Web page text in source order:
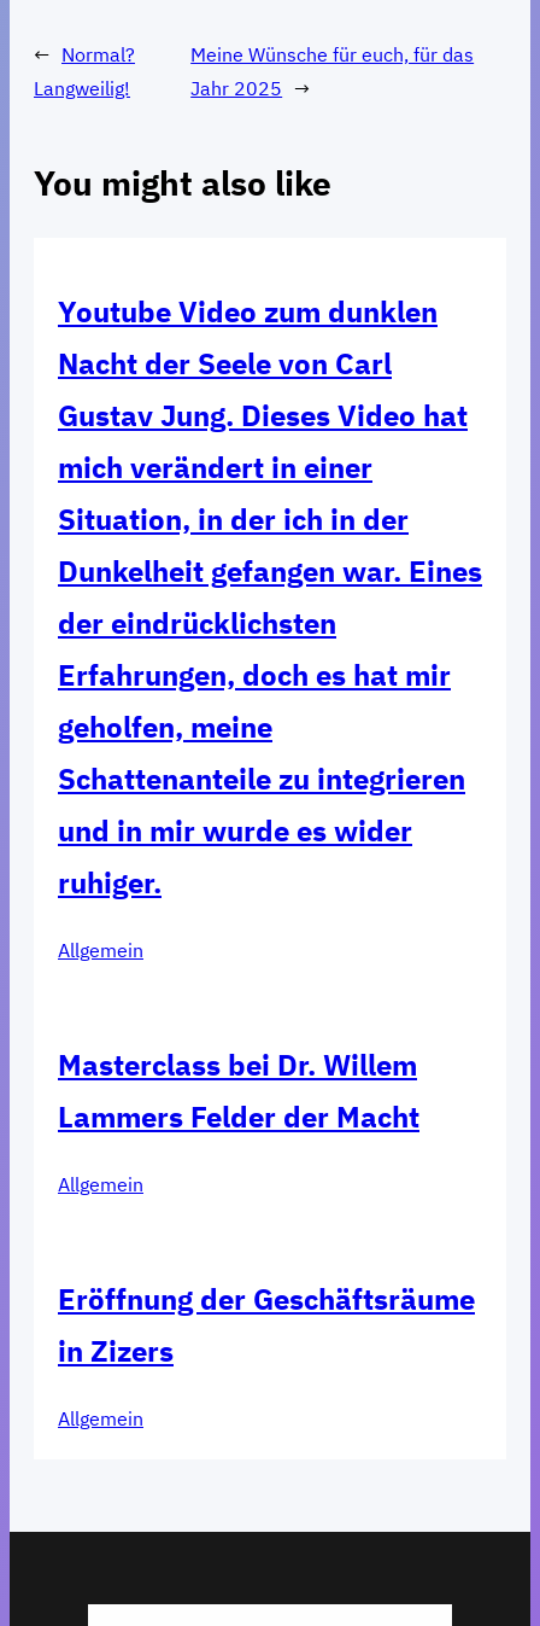
← Normal?
Langweilig!
Meine Wünsche für euch, für das
Jahr 2025 →
You might also like
Youtube Video zum dunklen
Nacht der Seele von Carl
Gustav Jung. Dieses Video hat
mich verändert in einer
Situation, in der ich in der
Dunkelheit gefangen war. Eines
der eindrücklichsten
Erfahrungen, doch es hat mir
geholfen, meine
Schattenanteile zu integrieren
und in mir wurde es wider
ruhiger.
Allgemein
Masterclass bei Dr. Willem
Lammers Felder der Macht
Allgemein
Eröffnung der Geschäftsräume
in Zizers
Allgemein